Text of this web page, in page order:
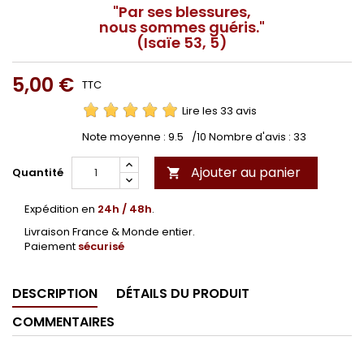
"Par ses blessures,
nous sommes guéris."
(Isaïe 53, 5)
5,00 € TTC
Lire les 33 avis
Note moyenne : 9.5 /10 Nombre d'avis : 33
Quantité  Ajouter au panier
Expédition en 24h / 48h.
Livraison France & Monde entier.
Paiement sécurisé
DESCRIPTION
DÉTAILS DU PRODUIT
COMMENTAIRES